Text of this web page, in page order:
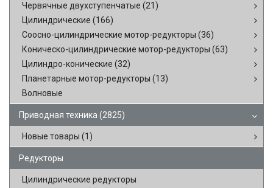
Червячные двухступенчатые (21)
Цилиндрические (166)
Соосно-цилиндрические мотор-редукторы (36)
Коническо-цилиндрические мотор-редукторы (63)
Цилиндро-конические (32)
Планетарные мотор-редукторы (13)
Волновые
Приводная техника (2825)
Новые товары (1)
Редукторы
Цилиндрические редукторы